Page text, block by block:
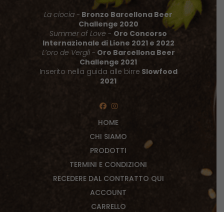
La ciocia - Bronzo Barcellona Beer
Challenge 2020
Summer of Love - Oro Concorso
Internazionale di Lione 2021 e 2022
L’oro de Vergli - Oro Barcellona Beer
Challenge 2021
Inserito nella guida alle birre Slowfood
2021
HOME
CHI SIAMO
PRODOTTI
TERMINI E CONDIZIONI
RECEDERE DAL CONTRATTO QUI
ACCOUNT
CARRELLO